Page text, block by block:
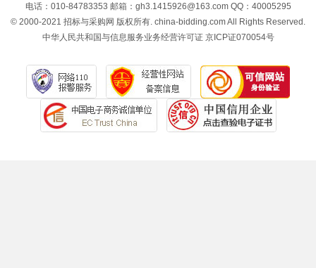
电话：010-84783353 邮箱：gh3.1415926@163.com QQ：40005295
© 2000-2021 招标与采购网 版权所有. china-bidding.com All Rights Reserved.
中华人民共和国与信息服务业务经营许可证 京ICP证070054号